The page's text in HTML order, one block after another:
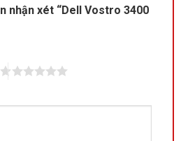
nhận xét “Dell Vostro 3400